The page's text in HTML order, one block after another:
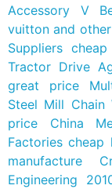
Accessory V
vuitton and
Suppliers
Tractor Drive
great price
Steel Mill
price
China
Factories cheap
manufacture
Engineering